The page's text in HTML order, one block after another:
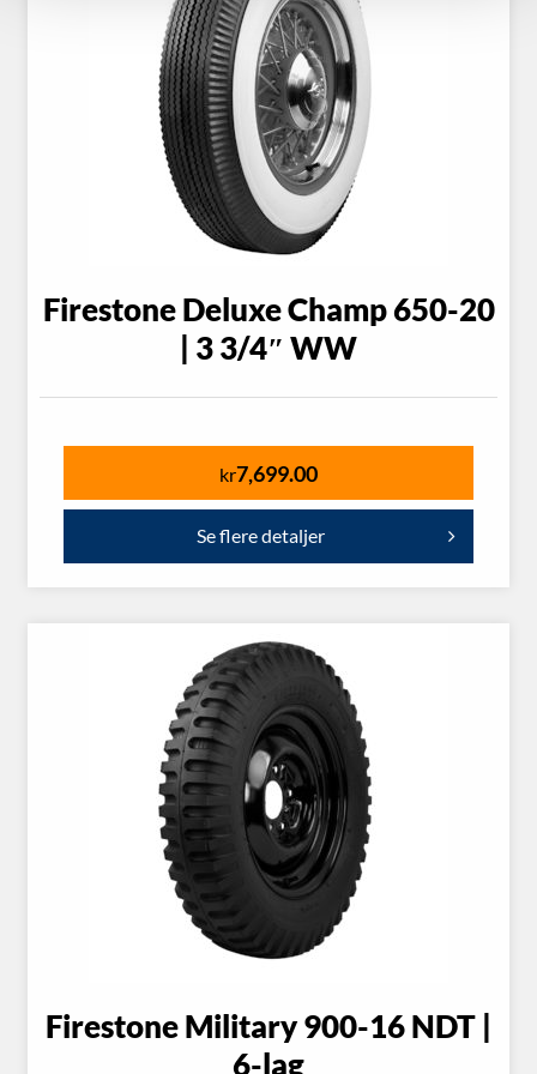
Firestone Deluxe Champ 650-20
| 3 3/4″ WW
kr7,699.00
Se flere detaljer
Firestone Military 900-16 NDT |
6-lag